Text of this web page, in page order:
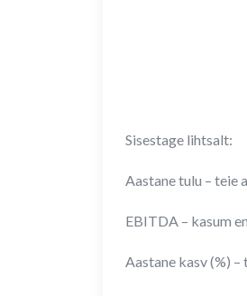
Sisestage lihtsalt:
Aastane tulu – teie
EBITDA – kasum
Aastane kasv (%)